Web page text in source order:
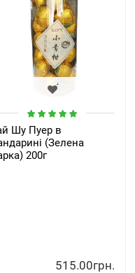
Шу Пуер в
(Зелена
200г
515.00грн.